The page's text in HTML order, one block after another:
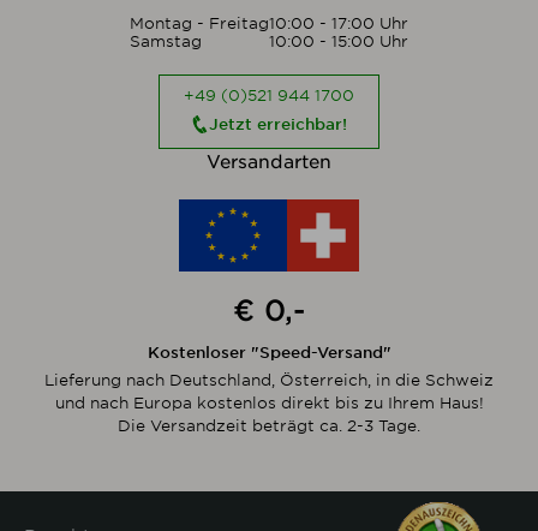
Montag - Freitag10:00 - 17:00 Uhr
Samstag
10:00 - 15:00 Uhr
+49 (0)521 944 1700
Jetzt erreichbar!
Versandarten
€ 0,-
Kostenloser "Speed-Versand"
Lieferung nach Deutschland, Österreich, in die Schweiz
und nach Europa kostenlos direkt bis zu Ihrem Haus!
Die Versandzeit beträgt ca. 2-3 Tage.